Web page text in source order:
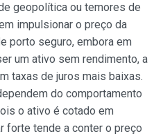
geopolítica ou temores de
impulsionar o preço da
porto seguro, embora em
um ativo sem rendimento, a
taxas de juros mais baixas.
do comportamento
o ativo é cotado em
forte tende a conter o preço